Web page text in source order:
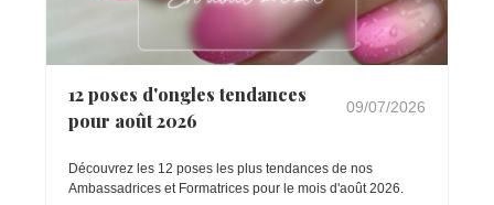
12 poses d'ongles tendances
pour août 2026
09/07/2026
Découvrez les 12 poses les plus tendances de nos
Ambassadrices et Formatrices pour le mois d'août 2026.